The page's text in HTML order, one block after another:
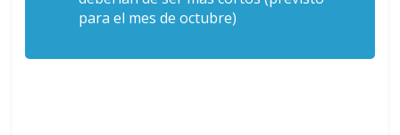
para el mes de octubre)